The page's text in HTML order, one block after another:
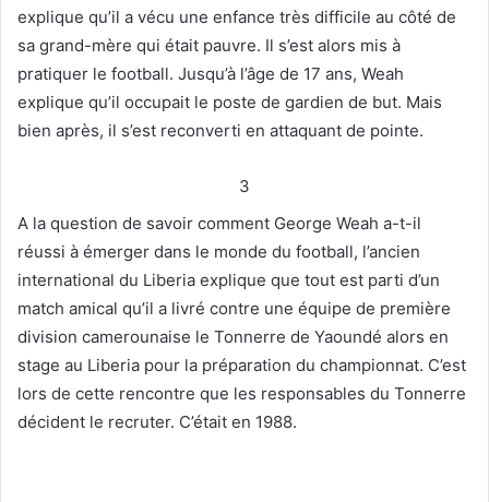
explique qu’il a vécu une enfance très difficile au côté de
sa grand-mère qui était pauvre. Il s’est alors mis à
pratiquer le football. Jusqu’à l’âge de 17 ans, Weah
explique qu’il occupait le poste de gardien de but. Mais
bien après, il s’est reconverti en attaquant de pointe.
3
A la question de savoir comment George Weah a-t-il
réussi à émerger dans le monde du football, l’ancien
international du Liberia explique que tout est parti d’un
match amical qu’il a livré contre une équipe de première
division camerounaise le Tonnerre de Yaoundé alors en
stage au Liberia pour la préparation du championnat. C’est
lors de cette rencontre que les responsables du Tonnerre
décident le recruter. C’était en 1988.